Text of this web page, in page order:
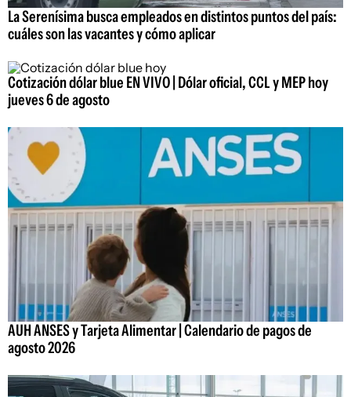
La Serenísima busca empleados en distintos puntos del país:
cuáles son las vacantes y cómo aplicar
Cotización dólar blue EN VIVO | Dólar oficial, CCL y MEP hoy
jueves 6 de agosto
AUH ANSES y Tarjeta Alimentar | Calendario de pagos de
agosto 2026